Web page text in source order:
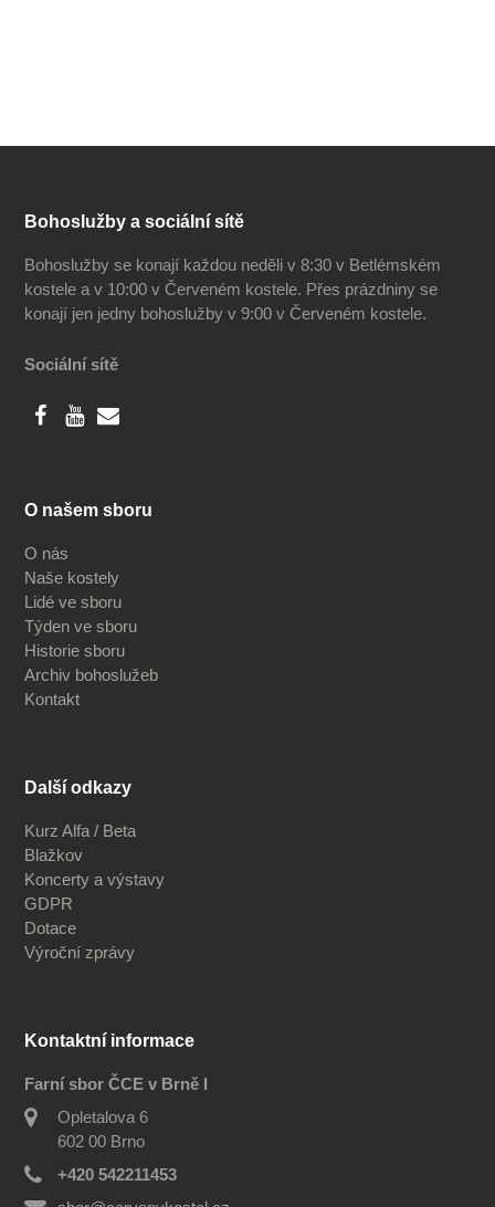
Bohoslužby a sociální sítě
Bohoslužby se konají každou neděli v 8:30 v Betlémském
kostele a v 10:00 v Červeném kostele. Přes prázdniny se
konají jen jedny bohoslužby v 9:00 v Červeném kostele.
Sociální sítě
O našem sboru
O nás
Naše kostely
Lidé ve sboru
Týden ve sboru
Historie sboru
Archiv bohoslužeb
Kontakt
Další odkazy
Kurz Alfa / Beta
Blažkov
Koncerty a výstavy
GDPR
Dotace
Výroční zprávy
Kontaktní informace
Farní sbor ČCE v Brně I
Opletalova 6
602 00 Brno
+420 542211453